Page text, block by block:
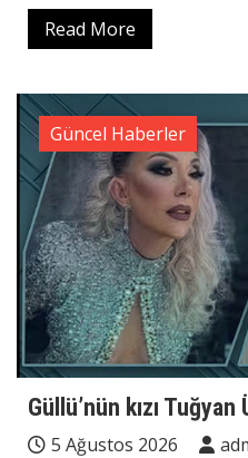
Read More
Güncel Haberler
Güllü’nün kızı
5 Ağustos 2026